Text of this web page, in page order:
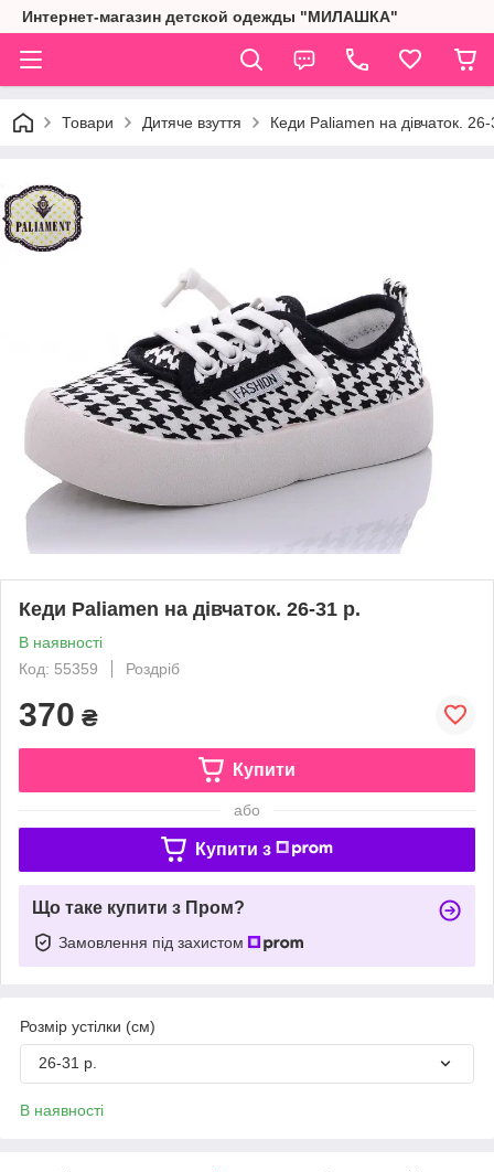
Интернет-магазин детской одежды "МИЛАШКА"
Товари Дитяче взуття Кеди Paliamen на дівчаток.
Кеди Paliamen на дівчаток. 26-31 р.
В наявності
Код: 55359
Роздріб
370 ₴
Купити
або
Купити з
Що таке купити з Пром?
Замовлення під захистом
Розмір устілки (см)
26-31 р.
В наявності